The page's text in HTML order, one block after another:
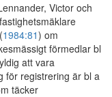
Victor och
1984:81) om
förmedlar bl
att vara
för registrering är bl a
täcker